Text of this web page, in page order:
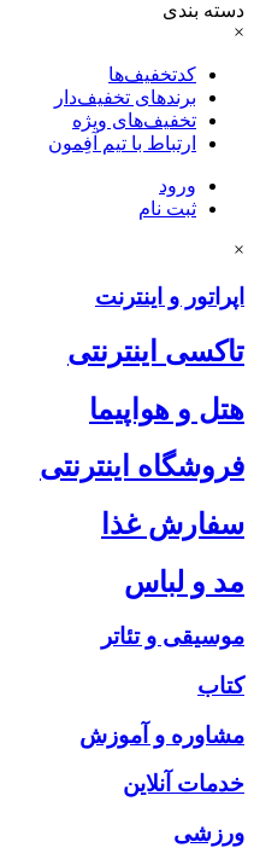
دسته بندی
×
کدتخفیف‌ها
برندهای تخفیف‌دار
تخفیف‌های ویژه
ارتباط با تیم آفِمون
ورود
ثبت نام
×
اپراتور و اینترنت
تاکسی اینترنتی
هتل و هواپیما
فروشگاه اینترنتی
سفارش غذا
مد و لباس
موسیقی و تئاتر
کتاب
مشاوره و آموزش
خدمات آنلاین
ورزشی